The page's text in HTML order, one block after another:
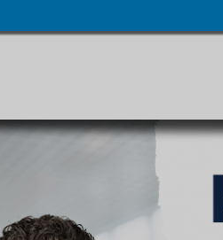
Navigation